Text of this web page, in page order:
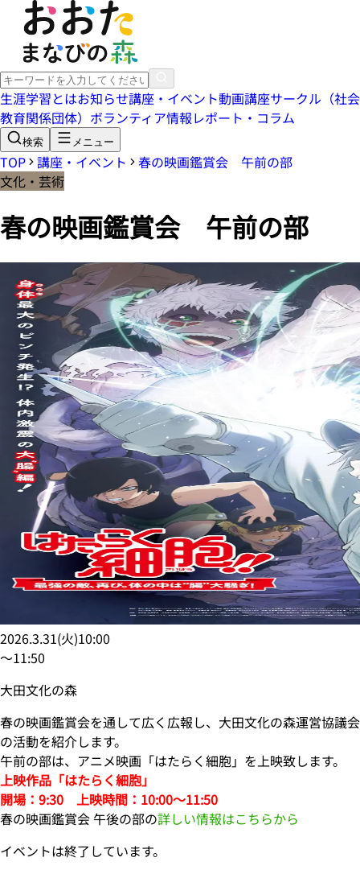
生涯学習とはお知らせ講座・イベント動画講座サークル（社会
教育関係団体） ボランティア情報レポート・コラム
検索 メニュー
TOP 講座・イベント
春の映画鑑賞会 午前の部
文化・芸術
春の映画鑑賞会 午前の部
2026.3.31(火)10:00
〜11:50
大田文化の森
春の映画鑑賞会を通して広く広報し、大田文化の森運営協議会
の活動を紹介します。
午前の部は、アニメ映画「はたらく細胞」を上映致します。
上映作品「はたらく細胞」
開場：9:30 上映時間：10:00〜11:50
春の映画鑑賞会 午後の部の詳しい情報はこちらから
イベントは終了しています。